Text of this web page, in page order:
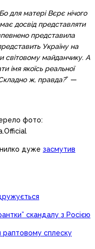
для матері Вєрє нічого
досвід представляти
представила
Україну на
світовому майданчику. А
імя якоїсь реальної
ж, правда?” —
фото:
дуже засмутив
скандалу з Росією
раптовому сплеску